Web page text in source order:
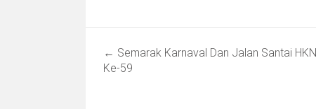
navigation
← Semarak Karnaval Dan Jalan Santai HKN
Ke-59